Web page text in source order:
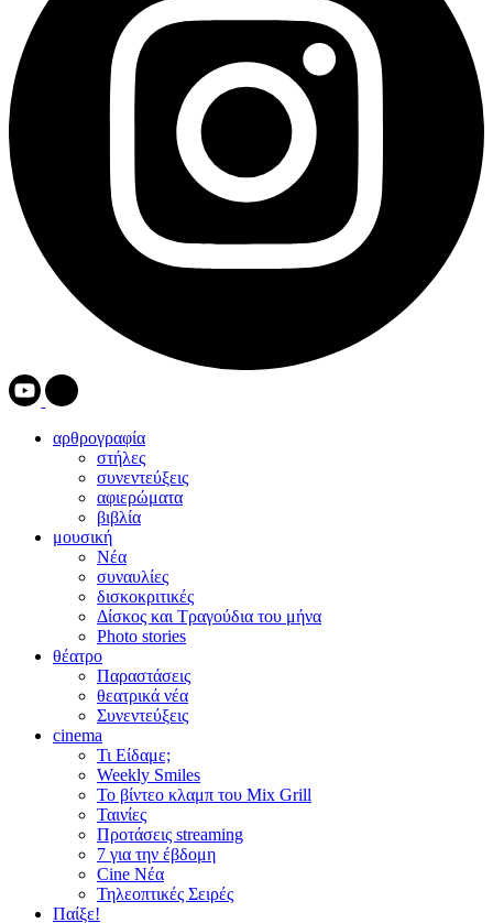
αρθρογραφία
στήλες
συνεντεύξεις
αφιερώματα
βιβλία
μουσική
Νέα
συναυλίες
δισκοκριτικές
Δίσκος και Τραγούδια του μήνα
Photo stories
θέατρο
Παραστάσεις
θεατρικά νέα
Συνεντεύξεις
cinema
Τι Είδαμε;
Weekly Smiles
Το βίντεο κλαμπ του Mix Grill
Ταινίες
Προτάσεις streaming
7 για την έβδομη
Cine Νέα
Τηλεοπτικές Σειρές
Παίξε!